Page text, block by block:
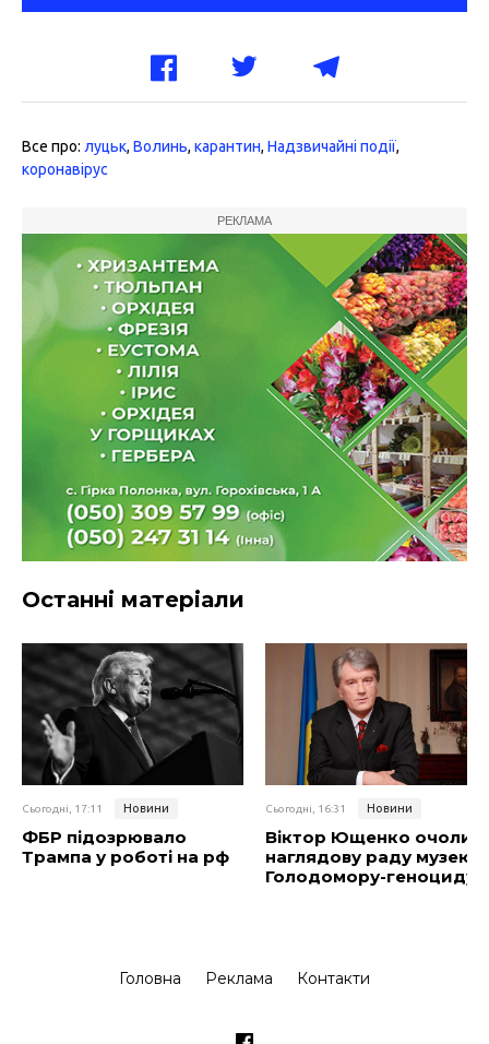
Все про: луцьк, Волинь, карантин, Надзвичайні події,
коронавірус
РЕКЛАМА
Останні матеріали
Сьогодні, 17:11 Новини
ФБР підозрювало
Трампа у роботі на рф
Сьогодні, 16:31 Новини
Віктор Ющенко очолив
наглядову раду музею
Голодомору-геноциду
Головна Реклама Контакти